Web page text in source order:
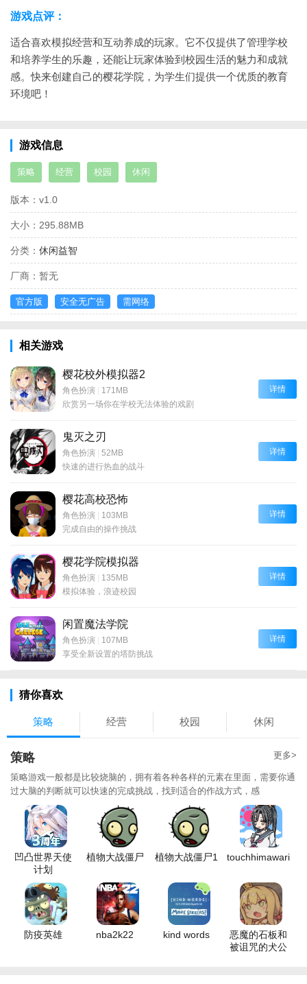
游戏点评：
适合喜欢模拟经营和互动养成的玩家。它不仅提供了管理学校
和培养学生的乐趣，还能让玩家体验到校园生活的魅力和成就
感。快来创建自己的樱花学院，为学生们提供一个优质的教育
环境吧！
游戏信息
策略 经营 校园 休闲
版本： v1.0
大小： 295.88MB
分类： 休闲益智
厂商： 暂无
官方版 安全无广告 需网络
相关游戏
樱花校外模拟器2
角色扮演 | 171MB
欣赏另一场你在学校无法体验的戏剧
详情
鬼灭之刃
角色扮演 | 52MB
快速的进行热血的战斗
详情
樱花高校恐怖
角色扮演 | 103MB
完成自由的操作挑战
详情
樱花学院模拟器
角色扮演 | 135MB
模拟体验，浪迹校园
详情
闲置魔法学院
角色扮演 | 107MB
享受全新设置的塔防挑战
详情
猜你喜欢
策略 经营 校园 休闲
策略 更多>
策略游戏一般都是比较烧脑的，拥有着各种各样的元素在里面，需要你通
过大脑的判断就可以快速的完成挑战，找到适合的作战方式，感
凹凸世界天使
计划
植物大战僵尸 植物大战僵尸1 touchhimawari
防疫英雄 nba2k22 kind words
恶魔的石板和
被诅咒的犬公